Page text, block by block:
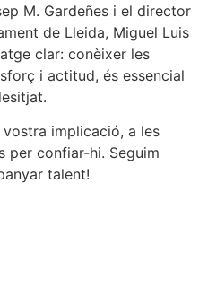
M. Gardeñes i el director
de Lleida, Miguel Luis
clar: conèixer les
i actitud, és essencial
implicació, a les
per confiar-hi. Seguim
talent!